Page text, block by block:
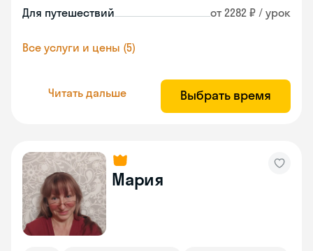
Для путешествий от 2282 ₽ / урок
Все услуги и цены (5)
Читать дальше Выбрать время
Мария